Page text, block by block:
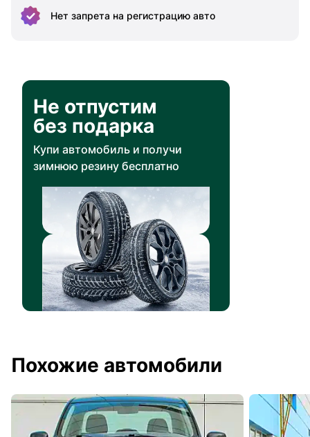
Нет запрета на регистрацию авто
Не отпустим
без подарка
Купи автомобиль и получи
зимнюю резину бесплатно
Похожие автомобили